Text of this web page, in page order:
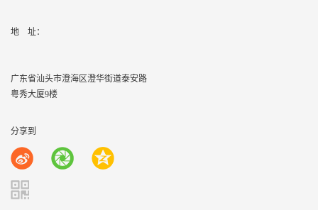
地    址：
广东省汕头市澄海区澄华街道泰安路
粤秀大厦9楼
分享到